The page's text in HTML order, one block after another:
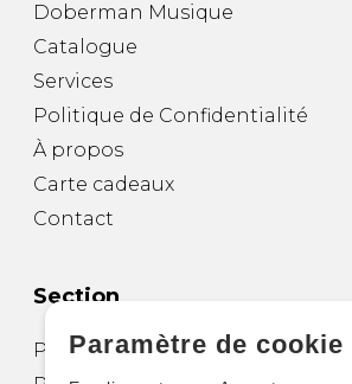
Doberman Musique
Catalogue
Services
Politique de Confidentialité
À propos
Carte cadeaux
Contact
Section
Partitions pour guitare
Paramètre de cookie